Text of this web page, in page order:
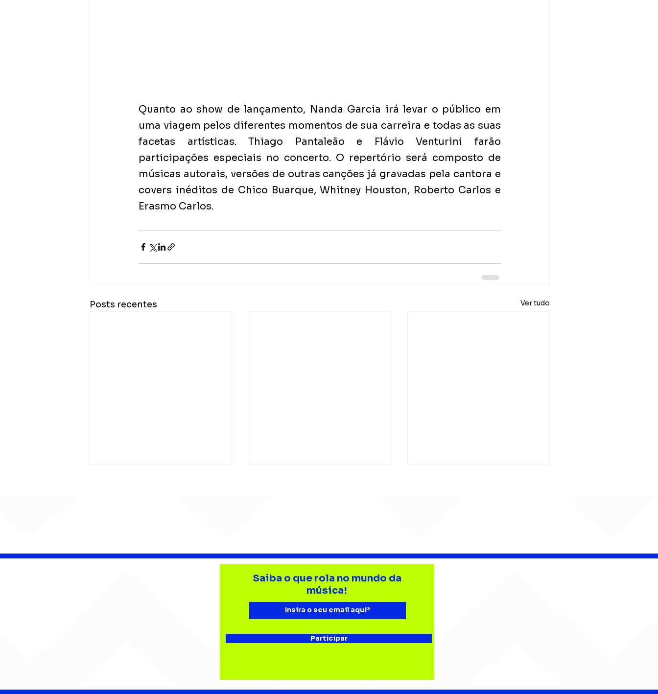
Quanto ao show de lançamento, Nanda Garcia irá levar o público em
uma viagem pelos diferentes momentos de sua carreira e todas as suas
facetas artísticas. Thiago Pantaleão e Flávio Venturini farão
participações especiais no concerto. O repertório será composto de
músicas autorais, versões de outras canções já gravadas pela cantora e
covers inéditos de Chico Buarque, Whitney Houston, Roberto Carlos e
Erasmo Carlos.
Posts recentes Ver tudo
Barão Vermelho reúne
Bebé Pacheco e Ubandu
encerram trajetória com
audiovisual gravado na
Estação Ferroviária de
Bauru
Big Band OTHOÁ estreia
Saiba o que rola no mundo da
música!
Participar